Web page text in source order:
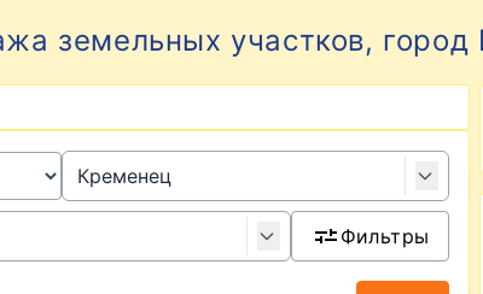
земельных участков,
Фильтры